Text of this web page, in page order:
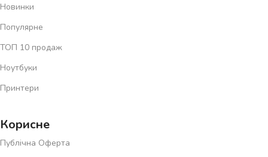
Новинки
Популярне
ТОП 10 продаж
Ноутбуки
Принтери
Корисне
Публічна Оферта